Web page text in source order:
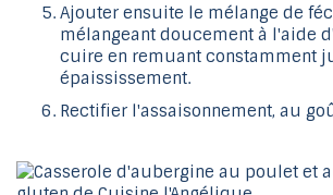
Ajouter ensuite le mélange de
mélangeant doucement à l'aide
cuire en remuant constamment
épaississement.
Rectifier l'assaisonnement, au